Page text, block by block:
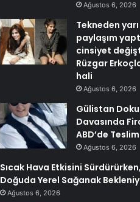
Ağustos 6, 2026
Tekneden
paylaşım
cinsiyet
Rüzgar
hali
Ağustos 6, 2026
Gülistan Doku
Davasında
ABD’de
Ağustos 6, 2026
Sıcak Hava Etkisini
Doğuda Yerel Sağanak
Ağustos 6, 2026